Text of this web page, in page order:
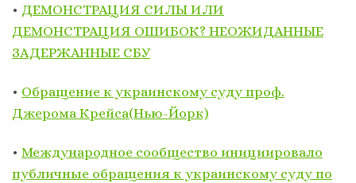
• ДЕМОНСТРАЦИЯ СИЛЫ ИЛИ
ДЕМОНСТРАЦИЯ ОШИБОК? НЕОЖИДАННЫЕ
ЗАДЕРЖАННЫЕ СБУ
• Обращение к украинскому суду проф.
Джерома Крейса(Нью-Йорк)
• Международное сообщество инициировало
публичные обращения к украинскому суду по